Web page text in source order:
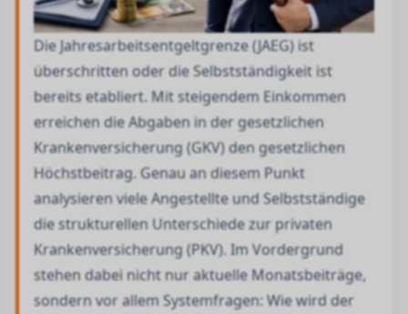
Die Jahresarbeitsentgeltgrenze (JAEG) ist
überschritten oder die Selbstständigkeit ist
bereits etabliert. Mit steigendem Einkommen
erreichen die Abgaben in der gesetzlichen
Krankenversicherung (GKV) den gesetzlichen
Höchstbeitrag. Genau an diesem Punkt
analysieren viele Angestellte und Selbstständige
die strukturellen Unterschiede zur privaten
Krankenversicherung (PKV). Im Vordergrund
stehen dabei nicht nur aktuelle Monatsbeiträge,
sondern vor allem Systemfragen: Wie wird der